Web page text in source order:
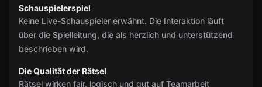
Schauspielerspiel
Keine Live-Schauspieler erwähnt. Die Interaktion läuft
über die Spielleitung, die als herzlich und unterstützend
beschrieben wird.
Die Qualität der Rätsel
Rätsel wirken fair, logisch und gut auf Teamarbeit